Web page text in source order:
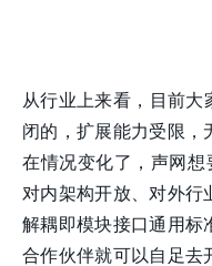
从行业上来看，目前
闭的，扩展能力受限，
在情况变化了，声网想
对内架构开放、对外行
解耦即模块接口通用标
合作伙伴就可以自足去